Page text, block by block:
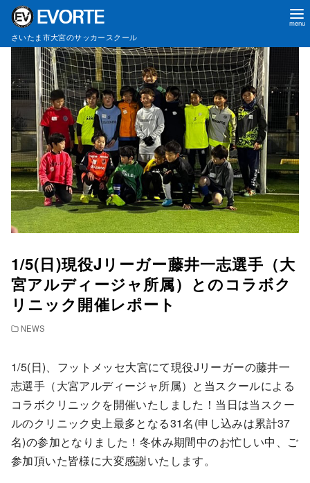
ンさいたま市大宮のサッカースクール
1/5(日)現役Jリーガー藤井一志選手（大
宮アルディージャ所属）とのコラボク
リニック開催レポート
NEWS
1/5(日)、フットメッセ大宮にて現役Jリーガーの藤井一
志選手（大宮アルディージャ所属）と当スクールによる
コラボクリニックを開催いたしました！当日は当スクー
ルのクリニック史上最多となる31名(申し込みは累計37
名)の参加となりました！冬休み期間中のお忙しい中、ご
参加頂いた皆様に大変感謝いたします。